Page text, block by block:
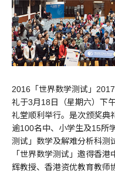
2016「世界数学测试」
礼于3月18日（星期六）下
礼堂顺利举行。是次颁奖典
逾100名中、小学生及15所
测试」数学及解难分析科测
「世界数学测试」邀得香
辉教授、香港资优教育教师